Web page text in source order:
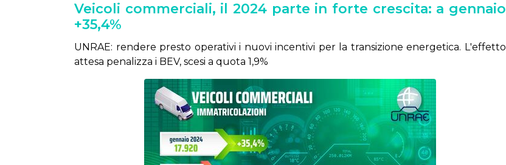
Veicoli commerciali, il 2024 parte in forte crescita: a gennaio
+35,4%
UNRAE: rendere presto operativi i nuovi incentivi per la transizione energetica. L'effetto
attesa penalizza i BEV, scesi a quota 1,9%